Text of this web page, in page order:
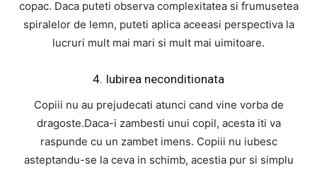
copac. Daca puteti observa complexitatea si frumusetea
spiralelor de lemn, puteti aplica aceeasi perspectiva la
lucruri mult mai mari si mult mai uimitoare.
4. Iubirea neconditionata
Copiii nu au prejudecati atunci cand vine vorba de
dragoste.Daca-i zambesti unui copil, acesta iti va
raspunde cu un zambet imens. Copiii nu iubesc
asteptandu-se la ceva in schimb, acestia pur si simplu